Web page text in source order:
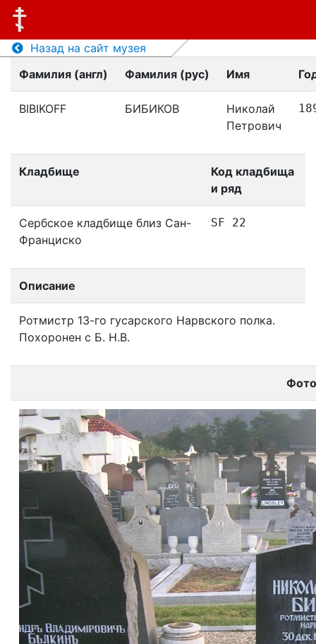
Назад на сайт музея
Фамилия (англ)
Фамилия (рус) Имя
BIBIKOFF БИБИКОВ
Николай
Петрович
Кладбище
Код кладбища
и ряд
Сербское кладбище близ Сан-
Франциско
SF 22
Описание
Ротмистр 13-го гусарского Нарвского полка.
Похоронен с Б. Н.В.
Фото